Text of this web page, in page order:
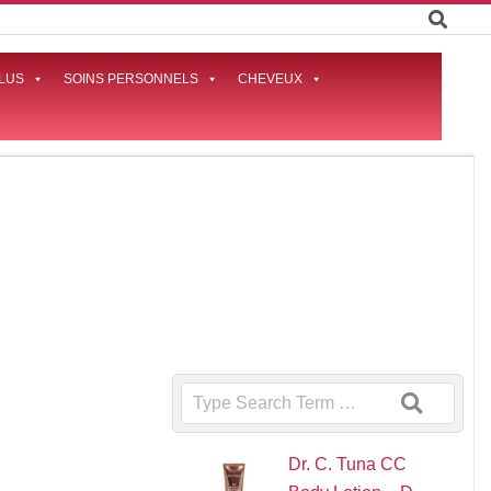
SOINS PERSONNELS CHEVEUX
Search
Dr. C. Tuna CC